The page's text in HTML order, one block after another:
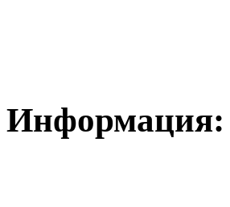
Информация: